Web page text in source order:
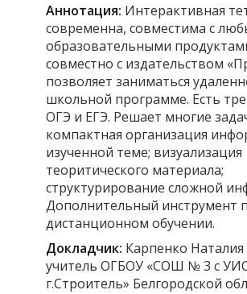
Аннотация: Интерактивная
современна, совместима с
образовательными
совместно с издательством
позволяет заниматься
школьной программе. Есть
ОГЭ и ЕГЭ. Решает многие
компактная организация
изученной теме; визуализация
теоритического материала;
структурирование сложной
Дополнительный инструмент
дистанционном обучении.
Докладчик: Карпенко
учитель ОГБОУ «СОШ № 3 с
г.Строитель» Белгородской